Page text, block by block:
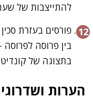
להתייצבות של
פורסים בעזרת
בין פרוסה
בתצוגה של
הערות